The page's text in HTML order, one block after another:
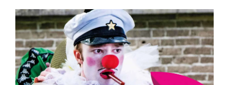
Luister
Kijk
Over ons